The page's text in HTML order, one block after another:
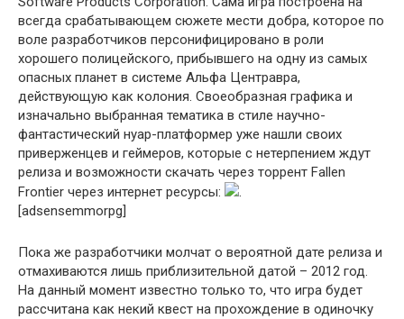
всегда срабатывающем сюжете мести добра, которое по
воле разработчиков персонифицировано в роли
хорошего полицейского, прибывшего на одну из самых
опасных планет в системе Альфа Центравра,
действующую как колония. Своеобразная графика и
изначально выбранная тематика в стиле научно-
фантастический нуар-платформер уже нашли своих
приверженцев и геймеров, которые с нетерпением ждут
релиза и возможности скачать через торрент Fallen
Frontier через интернет ресурсы:
.
[adsensemmorpg]
Пока же разработчики молчат о вероятной дате релиза и
отмахиваются лишь приблизительной датой – 2012 год.
На данный момент известно только то, что игра будет
рассчитана как некий квест на прохождение в одиночку